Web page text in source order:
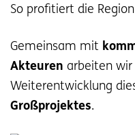
So profitiert die
Gemeinsam mit
Akteuren arbeiten
Weiterentwicklung
Großprojektes.